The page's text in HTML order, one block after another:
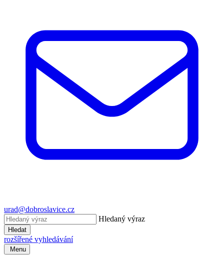
urad@dobroslavice.cz
Hledaný výraz
Hledat
rozšířené vyhledávání
Menu